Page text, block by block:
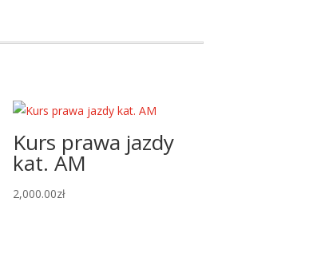
Kurs prawa jazdy
kat. AM
2,000.00zł